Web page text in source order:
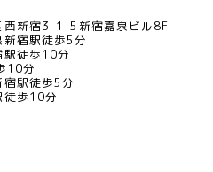
西新宿3-1-5新宿嘉泉ビル8F
宿駅徒歩5分
駅徒歩10分
10分
駅徒歩5分
徒歩10分